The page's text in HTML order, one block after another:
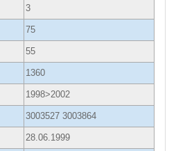
3
75
55
1360
1998>2002
3003527 3003864
28.06.1999